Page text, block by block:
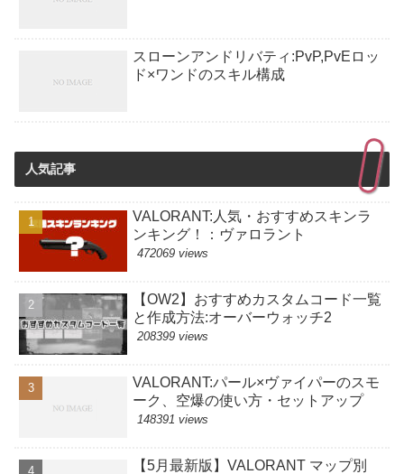
スローンアンドリバティ:PvP,PvEロッ
ド×ワンドのスキル構成
人気記事
VALORANT:人気・おすすめスキンラ
ンキング！：ヴァロラント
472069 views
【OW2】おすすめカスタムコード一覧
と作成方法:オーバーウォッチ2
208399 views
VALORANT:パール×ヴァイパーのスモ
ーク、空爆の使い方・セットアップ
148391 views
【5月最新版】VALORANT マップ別